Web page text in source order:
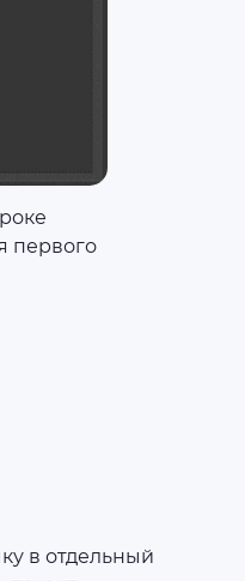
первого
в отдельный